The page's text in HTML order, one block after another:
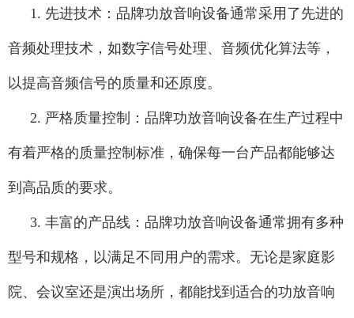
1. 先进技术：品牌功放音响设备通常采用了先进的
音频处理技术，如数字信号处理、音频优化算法等，
以提高音频信号的质量和还原度。
2. 严格质量控制：品牌功放音响设备在生产过程中
有着严格的质量控制标准，确保每一台产品都能够达
到高品质的要求。
3. 丰富的产品线：品牌功放音响设备通常拥有多种
型号和规格，以满足不同用户的需求。无论是家庭影
院、会议室还是演出场所，都能找到适合的功放音响